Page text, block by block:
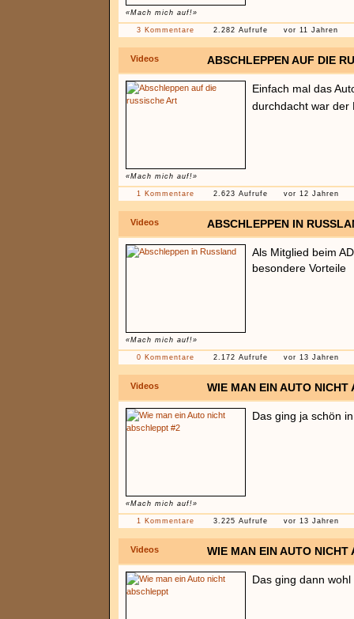
«Mach mich auf!»
3 Kommentare 2.282 Aufrufe vor 11 Jahren
Videos ABSCHLEPPEN AUF DIE
«Mach mich auf!»
Einfach mal das
durchdacht war
1 Kommentare 2.623 Aufrufe vor 12 Jahren
Videos ABSCHLEPPEN IN
«Mach mich auf!»
Als Mitglied beim
besondere Vorteile
0 Kommentare 2.172 Aufrufe vor 13 Jahren
Videos WIE MAN EIN AUTO NICHT
«Mach mich auf!»
Das ging ja schön
1 Kommentare 3.225 Aufrufe vor 13 Jahren
Videos WIE MAN EIN AUTO NICHT
Das ging dann